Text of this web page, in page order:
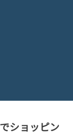
ショッピン